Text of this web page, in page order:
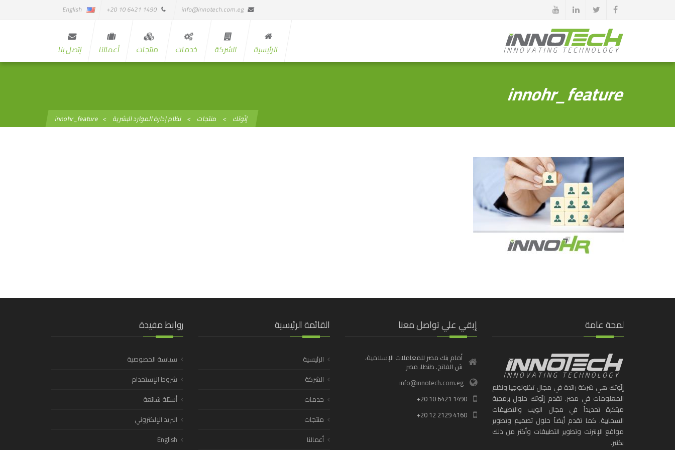
info@innotech.com.eg
1490 6421 10 20+
English
الرئيسية الشركة خدمات منتجات أعمالنا إتصل بنا
innohr_feature
إنّوتك > منتجات > نظام إدارة الموارد البشرية >
innohr_feature
لمحة عامة
إنّوتك هي شركة رائدة في مجال تكنولوجيا ونظم
المعلومات في مصر. تقدم إنّوتك حلول برمجية
مبتكرة تحديداً في مجال الويب والتطبيقات
السحابية. كما تقدم أيضاً حلول تصميم وتطوير
مواقع الإنترنت وتطوير التطبيقات وأكثر من ذلك
بكثير.
إبقي علي تواصل معنا
أمام بنك مصر للمعاملات الإسلامية،
ش الفاتح. طنطا، مصر
info@innotech.com.eg
+20 10 6421 1490
+20 12 2129 4160
القائمة الرئيسية
الرئيسية
الشركة
خدمات
منتجات
أعمالنا
روابط مفيدة
سياسة الخصوصية
شروط الإستخدام
أسئلة شائعة
البريد الإلكتروني
English